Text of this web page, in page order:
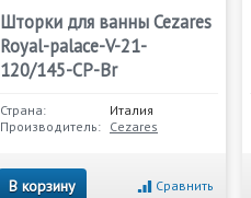
Шторки для ванны Cezares
Royal-palace-V-21-
120/145-CP-Br
Страна:
Италия
Производитель: Cezares
В корзину Сравнить